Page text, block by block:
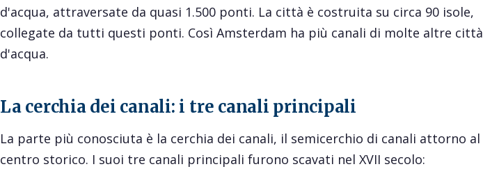
d'acqua, attraversate da quasi 1.500 ponti. La città è costruita su circa 90 isole,
collegate da tutti questi ponti. Così Amsterdam ha più canali di molte altre città
d'acqua.
La cerchia dei canali: i tre canali principali
La parte più conosciuta è la cerchia dei canali, il semicerchio di canali attorno al
centro storico. I suoi tre canali principali furono scavati nel XVII secolo: